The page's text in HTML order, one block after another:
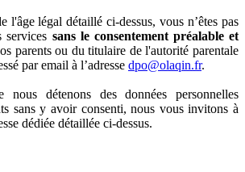
l'âge légal détaillé ci-dessus, vous n’êtes pas
services sans le consentement préalable et
parents ou du titulaire de l'autorité parentale
par email à l’adresse dpo@olaqin.fr.
nous détenons des données personnelles
sans y avoir consenti, nous vous invitons à
dédiée détaillée ci-dessus.